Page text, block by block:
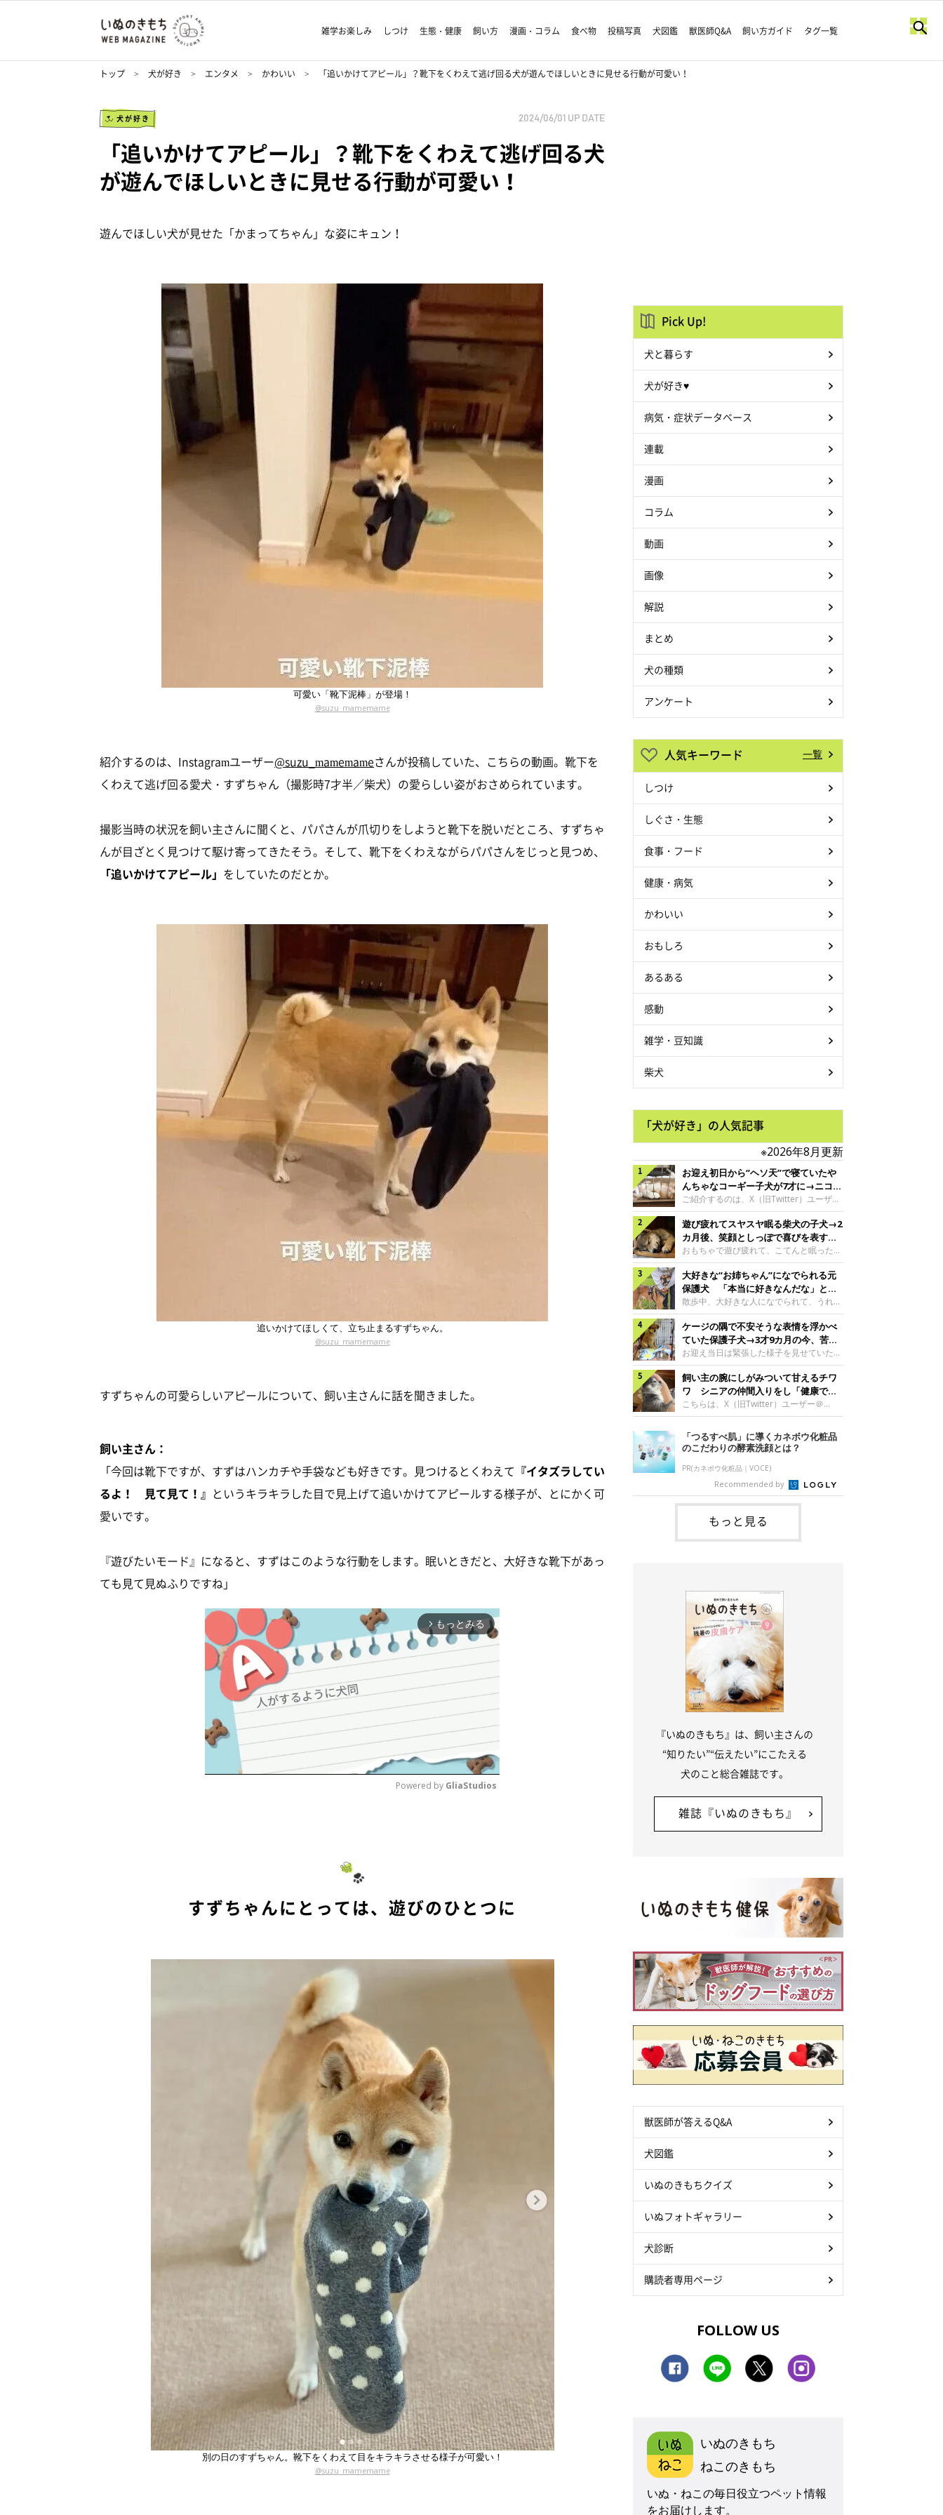
雑学お楽しみ しつけ 生態・健康 飼い方 漫画・コラム 食べ物 投稿写真 犬図鑑 獣医師Q&A 飼い方ガイド タグ一覧
トップ 犬が好き エンタメ かわいい 「追いかけてアピール」？靴下をくわえて逃げ回る犬が遊んでほしいときに見せる行動が可愛い！
犬が好き 2024/06/01 UP DATE
「追いかけてアピール」？靴下をくわえて逃げ回る犬
が遊んでほしいときに見せる行動が可愛い！
遊んでほしい犬が見せた「かまってちゃん」な姿にキュン！
可愛い「靴下泥棒」が登場！
@suzu_mamemame
紹介するのは、Instagramユーザー@suzu_mamemameさんが投稿していた、こちらの動画。靴下を
くわえて逃げ回る愛犬・すずちゃん（撮影時7才半／柴犬）の愛らしい姿がおさめられています。
撮影当時の状況を飼い主さんに聞くと、パパさんが爪切りをしようと靴下を脱いだところ、すずちゃ
んが目ざとく見つけて駆け寄ってきたそう。そして、靴下をくわえながらパパさんをじっと見つめ、
「追いかけてアピール」 をしていたのだとか。
追いかけてほしくて、立ち止まるすずちゃん。
@suzu_mamemame
すずちゃんの可愛らしいアピールについて、飼い主さんに話を聞きました。
飼い主さん：
「今回は靴下ですが、すずはハンカチや手袋なども好きです。見つけるとくわえて 『イタズラしてい
るよ！ 見て見て！』 というキラキラした目で見上げて追いかけてアピールする様子が、とにかく可
愛いです。
『遊びたいモード』になると、すずはこのような行動をします。眠いときだと、大好きな靴下があっ
ても見て見ぬふりですね」
arrow_forward_ios もっとみる
Powered by GliaStudios
すずちゃんにとっては、遊びのひとつに
別の日のすずちゃん。靴下をくわえて目をキラキラさせる様子が可愛い！
@suzu_mamemame
Pick Up!
犬と暮らす
犬が好き♥
病気・症状データベース
連載
漫画
コラム
動画
画像
解説
まとめ
犬の種類
アンケート
人気キーワード 一覧
しつけ
しぐさ・生態
食事・フード
健康・病気
かわいい
おもしろ
あるある
感動
雑学・豆知識
柴犬
「犬が好き」の人気記事
※2026年8月更新
お迎え初日から“ヘソ天”で寝ていたや
んちゃなコーギー子犬が7才に→ニコニ
コ“コーギースマイル”が魅力のコに成
長！
ご紹介するのは、X（旧Twitter）ユーザー
＠Kus1oKg2vsgdWS2さんの愛犬でウェル
シュ・コーギー・ペンブロークの神楽ちゃ
ん。今年の8月で7才になるという神楽ちゃ
んですが、いったいどんな子犬時代を過ご
したのでしょうか。今回は、神楽ちゃんの
成長を飼い主さんと振り返ります！神楽ち
ゃんの成長について聞いた！お迎えから数
日後の神楽ちゃん（撮影時生後2カ月）＠
Kus1oKg2vsgdWS2――お迎え当初の神楽
ちゃんの様子について教えてください。飼
い主さん： 「お迎え当日から“ヘソ天”で寝
るようなコでし
遊び疲れてスヤスヤ眠る柴犬の子犬→2
カ月後、笑顔としっぽで喜びを表すコ
に成長！
おもちゃで遊び疲れて、こてんと眠った子
犬。あれから2カ月、表情や行動にさまざ
まな変化が見られるようになりました。遊
び疲れて眠る生後2カ月のなっちゃん遊び
疲れた様子のなっちゃん。@Pkndg_紹介
するのは、X（旧Twitter）ユーザー
@Pkndg_さんの愛犬・なっちゃん（取材
時、生後4カ月／柴犬）。こちらの写真
は、なっちゃんが生後2カ月のころに撮影
された一枚です。この日、なっちゃんは家
族と一緒におもちゃで遊んでいました。た
くさん遊んで疲れたのか、その後は眠り始
めたそうです。眠るなっちゃん。
@Pkndg_
大好きな“お姉ちゃん”になでられる元
保護犬 「本当に好きなんだな」と感
じる表情にほっこり
散歩中、大好きな人になでられて、うれし
そうな表情を見せる元保護犬。甘えるよう
な姿に、見ているこちらまでほっこりしま
す。大好きな“お姉ちゃん”に甘える小次郎
くん妹さんになでてもらい、うれしそうな
表情を見せる小次郎くん（2026年6月撮
影）。@mika_Jimmy紹介するのは、X（旧
Twitter）ユーザー@mika_Jimmyさんの愛
犬・小次郎くん（撮影時5才）。こちら
は、飼い主さんの妹さんと一緒に散歩をし
日、飼い主さんは実家から自宅へ帰る途
中、妹さんと公園で待ち合わせ
ケージの隅で不安そうな表情を浮かべ
ていた保護子犬→3才9カ月の今、苦手
を克服し頼もしいコに成長！
お迎え当日は緊張した様子を見せていた元
野犬の保護子犬。あれから約3年半、苦手
だったことを一つひとつ克服し、家族に寄
り添う姿を見せています。お迎え当日、ケ
ージの隅で不安そうにお迎え当日のシルビ
アちゃん。@nemonemotos今回紹介する
のは、X（旧Twitter）ユーザー
@nemonemotosさんの愛犬・シルビアち
ゃん（撮影当時、生後推定2カ月）。飼い
主さんが「#最初に撮った一枚」として投
稿した写真には、ケージの隅で不安そうな
表情を浮かべるシルビアちゃんの姿が写っ
ていました。こちらは、保護犬だったシル
飼い主の腕にしがみついて甘えるチワ
ワ シニアの仲間入りをし「健康で穏
やかな暮らしが続いてほしい」と願う
こちらは、X（旧Twitter）ユーザー＠
kotubusuke617さんが投稿した写真。写
っているのは、愛犬でチワワのつぶしゃん
（本名：こつぶちゃん）です。飼い主さん
の腕にしがみつくつぶしゃん（撮影時6
才）＠kotubusuke617撮影当時の状況に
ついて伺うと、飼い主さんはこう教えてく
れました。飼い主さん： 「ある休日のこ
とです。私がソファに座った途端にひざの
上にのってきたので、そのままなでながら
テレビを見ていたのですが、微動だにしな
いので気になって見てみると、腕にしがみ
「つるすべ肌」に導くカネボウ化粧品
のこだわりの酵素洗顔とは？
PR(カネボウ化粧品｜VOCE)
Recommended by
もっと見る
『いぬのきもち』は、飼い主さんの
“知りたい”“伝えたい”にこたえる
犬のこと総合雑誌です。
雑誌『いぬのきもち』
獣医師が答えるQ&A
犬図鑑
いぬのきもちクイズ
いぬフォトギャラリー
犬診断
購読者専用ページ
FOLLOW US
いぬのきもち
ねこのきもち
いぬ・ねこの毎日役立つペット情報
をお届けします。